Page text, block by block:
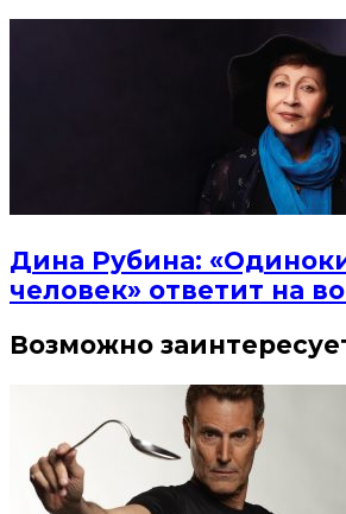
Дина Рубина:
человек» ответит на
Возможно